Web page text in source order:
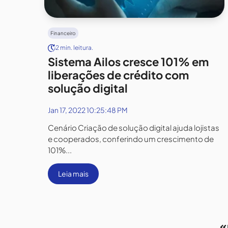
Financeiro
2 min. leitura.
Sistema Ailos cresce 101% em
liberações de crédito com
solução digital
Jan 17, 2022 10:25:48 PM
Cenário Criação de solução digital ajuda lojistas
e cooperados, conferindo um crescimento de
101%...
Leia mais